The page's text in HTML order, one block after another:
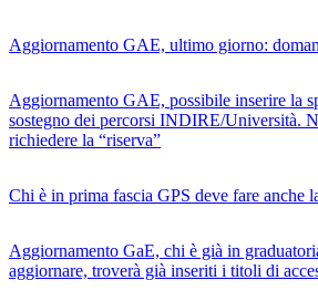
Aggiornamento GAE, ultimo giorno:
Aggiornamento GAE, possibile inserire la
sostegno dei percorsi INDIRE/Università.
richiedere la “riserva”
Chi è in prima fascia GPS deve fare anche
Aggiornamento GaE, chi è già in
aggiornare, troverà già inseriti i titoli di